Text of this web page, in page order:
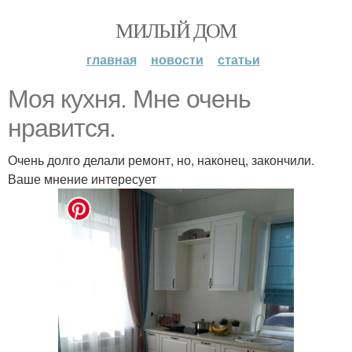
МИЛЫЙ ДОМ
главная новости статьи
Моя кухня. Мне очень
нравится.
Очень долго делали ремонт, но, наконец, закончили.
Ваше мнение интересует